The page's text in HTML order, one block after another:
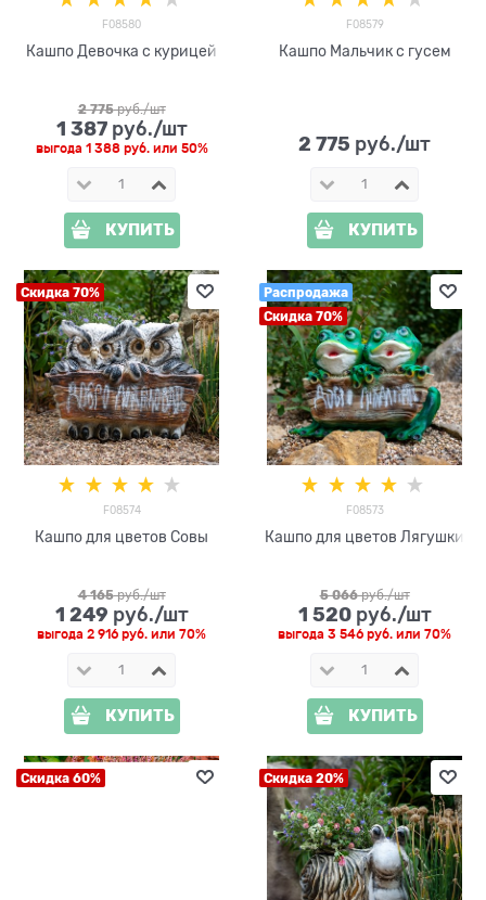
F08580
Кашпо Девочка с курицей
2 775 руб./шт
1 387 руб./шт
выгода 1 388 руб.или 50%
КУПИТЬ
F08579
Кашпо Мальчик с гусем
2 775 руб./шт
КУПИТЬ
Скидка 70%
F08574
Кашпо для цветов Совы
4 165 руб./шт
1 249 руб./шт
выгода 2 916 руб. или 70%
КУПИТЬ
Распродажа
Скидка 70%
F08573
Кашпо для цветов Лягушки
5 066 руб./шт
1 520 руб./шт
выгода 3 546 руб. или 70%
КУПИТЬ
Скидка 60% Скидка 20%